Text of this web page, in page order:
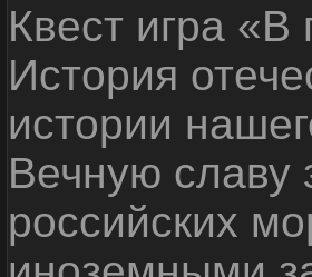
Квест игра
История
истории
Вечную славу
российских